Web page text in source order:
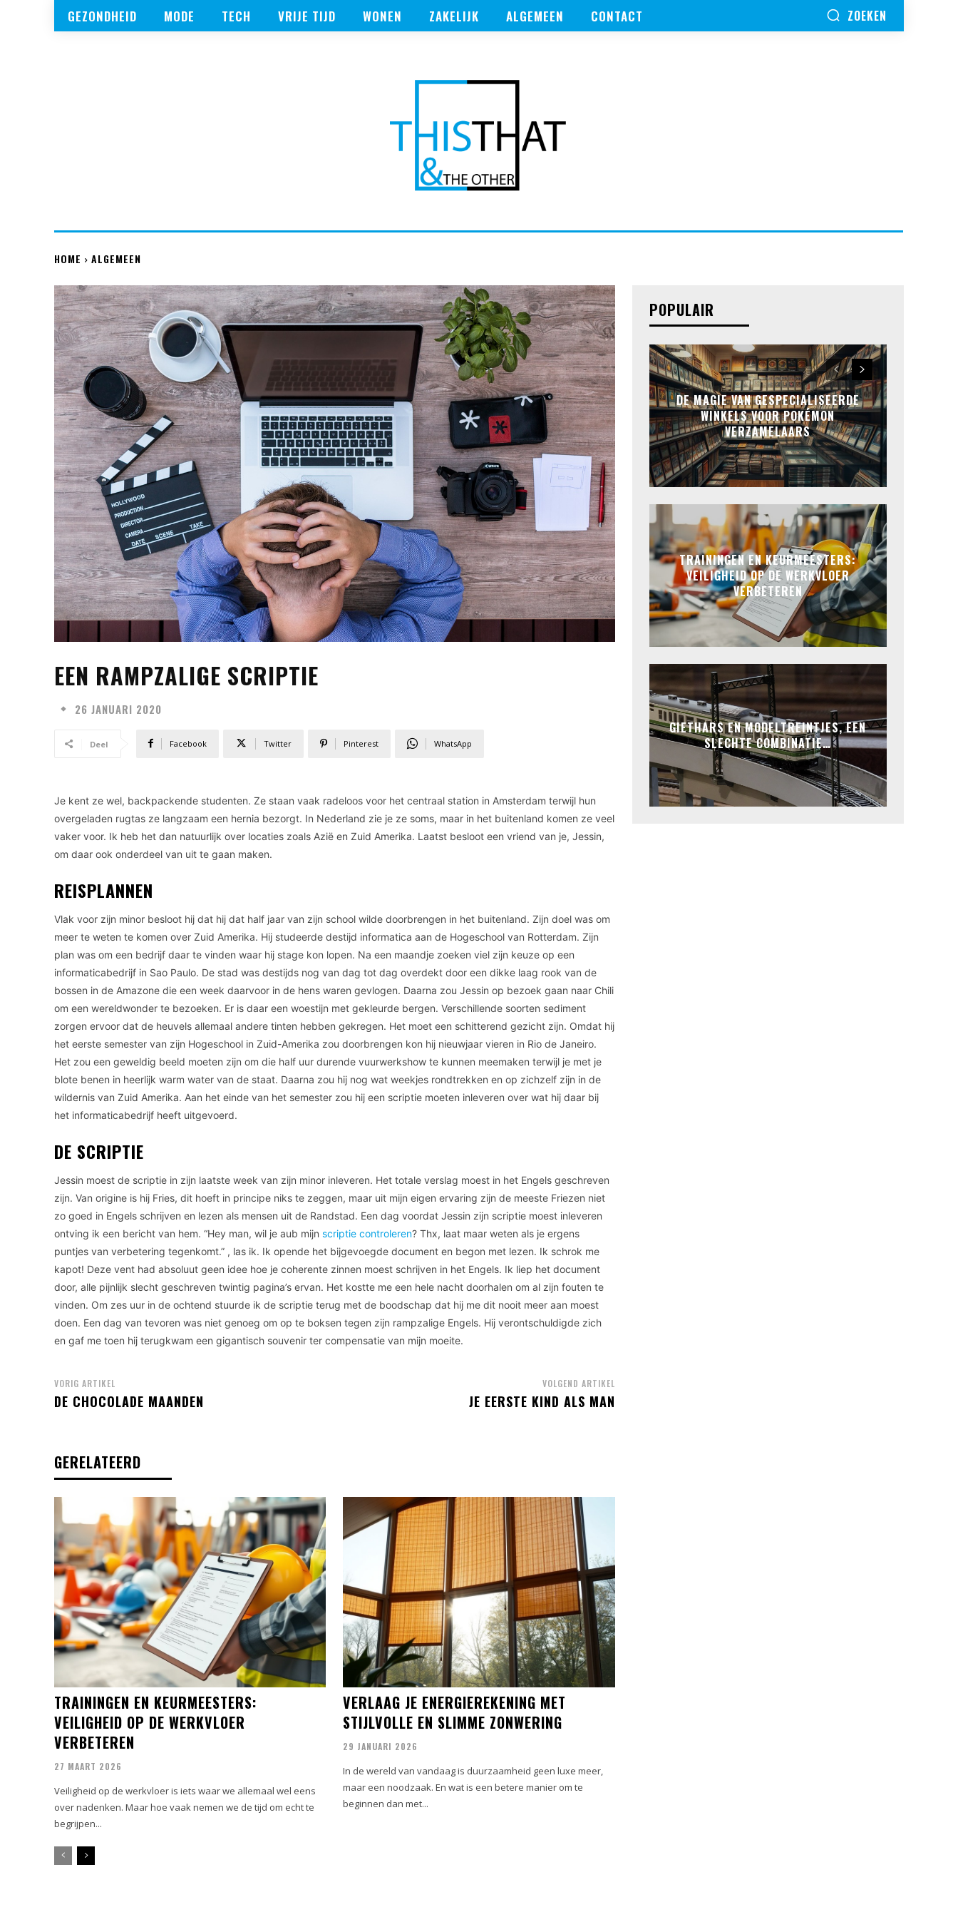
GEZONDHEID MODE TECH VRIJE TIJD WONEN ZAKELIJK ALGEMEEN CONTACT ZOEKEN
HOME ALGEMEEN
EEN RAMPZALIGE SCRIPTIE
26 JANUARI 2020
Deel Facebook Twitter Pinterest WhatsApp
Je kent ze wel, backpackende studenten. Ze staan vaak radeloos voor het centraal station in Amsterdam terwijl hun
overgeladen rugtas ze langzaam een hernia bezorgt. In Nederland zie je ze soms, maar in het buitenland komen ze veel
vaker voor. Ik heb het dan natuurlijk over locaties zoals Azië en Zuid Amerika. Laatst besloot een vriend van je, Jessin,
om daar ook onderdeel van uit te gaan maken.
REISPLANNEN
Vlak voor zijn minor besloot hij dat hij dat half jaar van zijn school wilde doorbrengen in het buitenland. Zijn doel was om
meer te weten te komen over Zuid Amerika. Hij studeerde destijd informatica aan de Hogeschool van Rotterdam. Zijn
plan was om een bedrijf daar te vinden waar hij stage kon lopen. Na een maandje zoeken viel zijn keuze op een
informaticabedrijf in Sao Paulo. De stad was destijds nog van dag tot dag overdekt door een dikke laag rook van de
bossen in de Amazone die een week daarvoor in de hens waren gevlogen. Daarna zou Jessin op bezoek gaan naar Chili
om een wereldwonder te bezoeken. Er is daar een woestijn met gekleurde bergen. Verschillende soorten sediment
zorgen ervoor dat de heuvels allemaal andere tinten hebben gekregen. Het moet een schitterend gezicht zijn. Omdat hij
het eerste semester van zijn Hogeschool in Zuid-Amerika zou doorbrengen kon hij nieuwjaar vieren in Rio de Janeiro.
Het zou een geweldig beeld moeten zijn om die half uur durende vuurwerkshow te kunnen meemaken terwijl je met je
blote benen in heerlijk warm water van de staat. Daarna zou hij nog wat weekjes rondtrekken en op zichzelf zijn in de
wildernis van Zuid Amerika. Aan het einde van het semester zou hij een scriptie moeten inleveren over wat hij daar bij
het informaticabedrijf heeft uitgevoerd.
DE SCRIPTIE
Jessin moest de scriptie in zijn laatste week van zijn minor inleveren. Het totale verslag moest in het Engels geschreven
zijn. Van origine is hij Fries, dit hoeft in principe niks te zeggen, maar uit mijn eigen ervaring zijn de meeste Friezen niet
zo goed in Engels schrijven en lezen als mensen uit de Randstad. Een dag voordat Jessin zijn scriptie moest inleveren
ontving ik een bericht van hem. “Hey man, wil je aub mijn scriptie controleren? Thx, laat maar weten als je ergens
puntjes van verbetering tegenkomt.” , las ik. Ik opende het bijgevoegde document en begon met lezen. Ik schrok me
kapot! Deze vent had absoluut geen idee hoe je coherente zinnen moest schrijven in het Engels. Ik liep het document
door, alle pijnlijk slecht geschreven twintig pagina’s ervan. Het kostte me een hele nacht doorhalen om al zijn fouten te
vinden. Om zes uur in de ochtend stuurde ik de scriptie terug met de boodschap dat hij me dit nooit meer aan moest
doen. Een dag van tevoren was niet genoeg om op te boksen tegen zijn rampzalige Engels. Hij verontschuldigde zich
en gaf me toen hij terugkwam een gigantisch souvenir ter compensatie van mijn moeite.
VORIG ARTIKEL
DE CHOCOLADE MAANDEN
VOLGEND ARTIKEL
JE EERSTE KIND ALS MAN
GERELATEERD
TRAININGEN EN KEURMEESTERS:
VEILIGHEID OP DE WERKVLOER
VERBETEREN
27 MAART 2026
Veiligheid op de werkvloer is iets waar we allemaal wel eens
over nadenken. Maar hoe vaak nemen we de tijd om echt te
begrijpen...
VERLAAG JE ENERGIEREKENING MET
STIJLVOLLE EN SLIMME ZONWERING
29 JANUARI 2026
In de wereld van vandaag is duurzaamheid geen luxe meer,
maar een noodzaak. En wat is een betere manier om te
beginnen dan met...
POPULAIR
DE MAGIE VAN GESPECIALISEERDE
WINKELS VOOR POKÉMON
VERZAMELAARS
TRAININGEN EN KEURMEESTERS:
VEILIGHEID OP DE WERKVLOER
VERBETEREN
GIETHARS EN MODELTREINTJES, EEN
SLECHTE COMBINATIE…